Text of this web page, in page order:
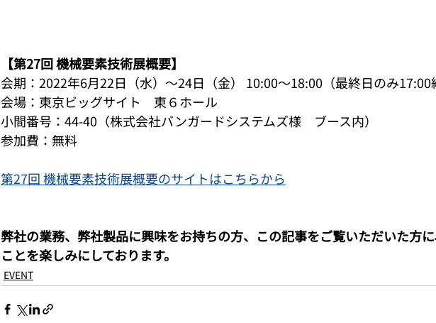
【第27回 機械要素技術展概要】
会期：2022年6月22日（水）～24日（金） 10:00～18:00（最終日のみ17:00
会場：東京ビッグサイト　東６ホール
小間番号：44-40（株式会社バンガードシステムズ様　ブース内）
参加費：無料
第27回 機械要素技術展概要のサイトはこちらから
弊社の業務、弊社製品に興味をお持ちの方、この記事をご覧いただいた方
ことを楽しみにしております。
EVENT